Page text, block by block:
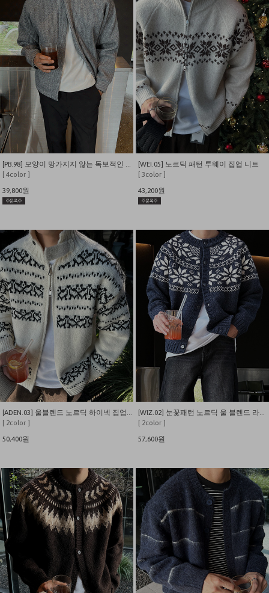
[ 4color ]
39,800원
[WEI.05] 노르딕 패턴 투웨이 집업 니트
[ 3color ]
43,200원
[ 2color ]
50,400원
[ 2color ]
57,600원